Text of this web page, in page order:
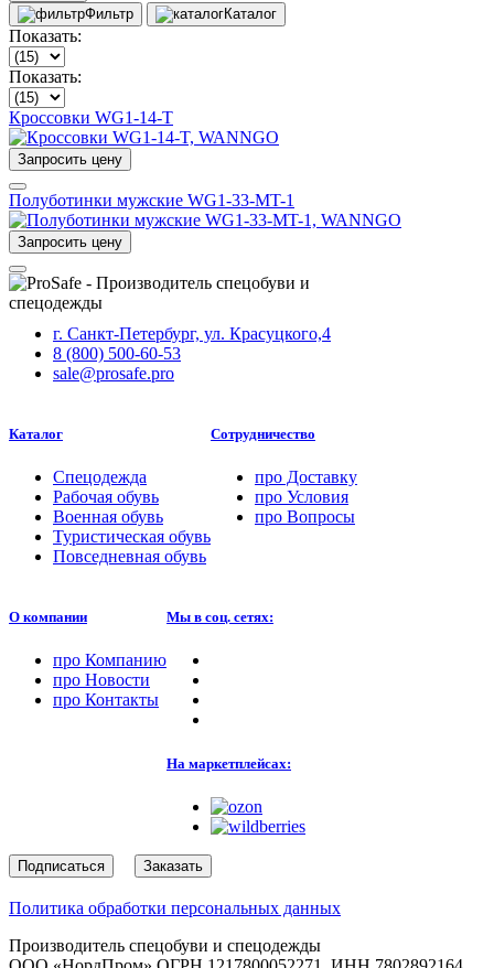
Фильтр Каталог
Показать:
Показать:
Кроссовки WG1-14-T
Запросить цену
Полуботинки мужские WG1-33-MT-1
Запросить цену
г. Санкт-Петербург, ул. Красуцкого,4
8 (800) 500-60-53
sale@prosafe.pro
Каталог
Спецодежда
Рабочая обувь
Военная обувь
Туристическая обувь
Повседневная обувь
Сотрудничество
про Доставку
про Условия
про Вопросы
О компании
про Компанию
про Новости
про Контакты
Мы в соц. сетях:
На маркетплейсах:
Подписаться Заказать
Политика обработки персональных данных
Производитель спецобуви и спецодежды